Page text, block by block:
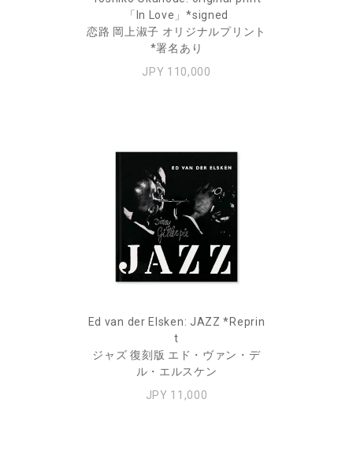
「In Love」*signed
恋路 岡上淑子 オリジナルプリント
*署名あり
JPY 110,000
Ed van der Elsken: JAZZ *Reprin
t
ジャズ 復刻版 エド・ヴァン・デ
ル・エルスケン
JPY 11,000